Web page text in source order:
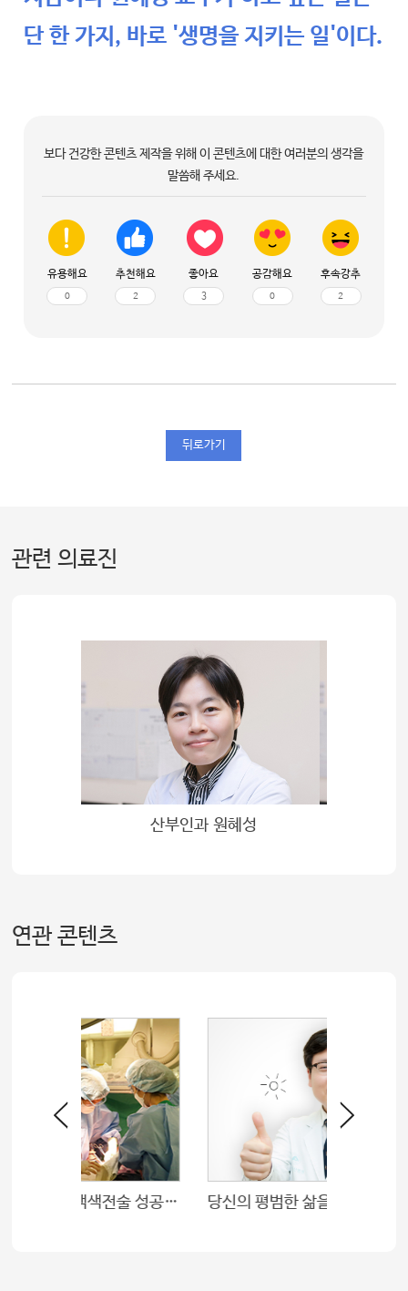
단 한 가지, 바로 '생명을 지키는 일'이다.
보다 건강한 콘텐츠 제작을 위해 이 콘텐츠에 대한 여러분의 생각을
말씀해 주세요.
유용해요
0
추천해요
2
좋아요
3
공감해요
0
후속강추
2
뒤로가기
관련 의료진
산부인과 원혜성
연관 콘텐츠
당신의 평범한 삶을 위하여